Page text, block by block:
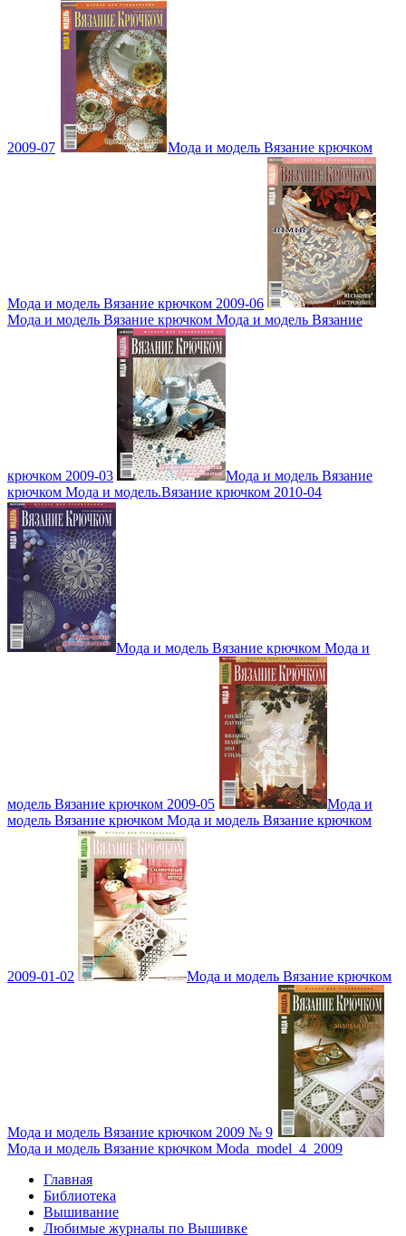
2009-07 Мода и модель Вязание крючком
Мода и модель Вязание крючком 2009-06
Мода и модель Вязание крючком Мода и модель Вязание
крючком 2009-03
Мода и модель Вязание
крючком Мода и модель.Вязание крючком 2010-04
Мода и модель Вязание крючком Мода и
модель Вязание крючком 2009-05
Мода и
модель Вязание крючком Мода и модель Вязание крючком
2009-01-02 Мода и модель Вязание крючком
Мода и модель Вязание крючком 2009 № 9
Мода и модель Вязание крючком Moda_model_4_2009
Главная
Библиотека
Вышивание
Любимые журналы по Вышивке